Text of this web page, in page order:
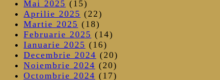
Mai 2025 (15)
Aprilie 2025 (22)
Martie 2025 (18)
Februarie 2025 (14)
Ianuarie 2025 (16)
Decembrie 2024 (20)
Noiembrie 2024 (20)
Octombrie 2024 (17)